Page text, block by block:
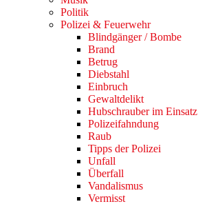
Politik
Polizei & Feuerwehr
Blindgänger / Bombe
Brand
Betrug
Diebstahl
Einbruch
Gewaltdelikt
Hubschrauber im Einsatz
Polizeifahndung
Raub
Tipps der Polizei
Unfall
Überfall
Vandalismus
Vermisst